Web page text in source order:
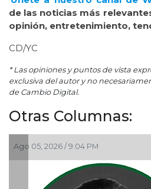
de las noticias más
opinión, entretenimiento,
CD/YC
* Las opiniones y puntos de vista
exclusiva del autor y no
de Cambio Digital.
Otras Columnas:
Ago 05, 2026 / 9:04 PM